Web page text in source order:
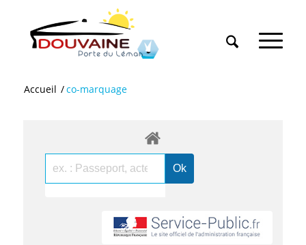
Accueil /co-marquage